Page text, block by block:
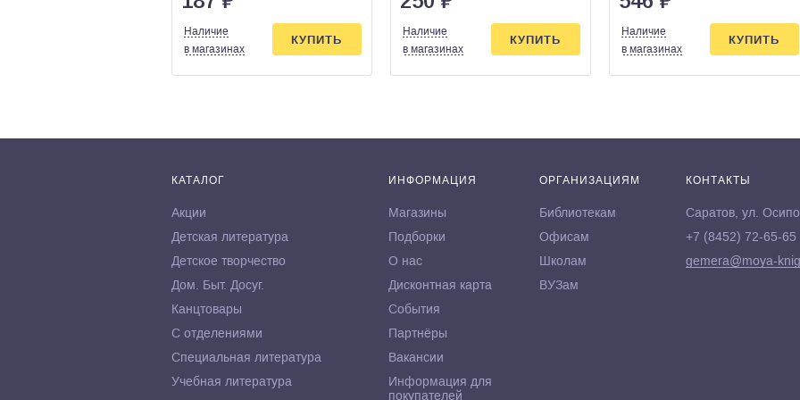
Наличие
в магазинах
КУПИТЬ
Наличие
в магазинах
КУПИТЬ
Наличие
в магазинах
КУПИТЬ
КАТАЛОГ
Акции
Детская литература
Детское творчество
Дом. Быт. Досуг.
Канцтовары
С отделениями
Специальная литература
Учебная литература
ИНФОРМАЦИЯ
Магазины
Подборки
О нас
Дисконтная карта
События
Партнёры
Вакансии
Информация для
покупателей
ОРГАНИЗАЦИЯМ
Библиотекам
Офисам
Школам
ВУЗам
КОНТАКТЫ
Саратов, ул.
+7 (8452) 72-65-65
gemera@moya-